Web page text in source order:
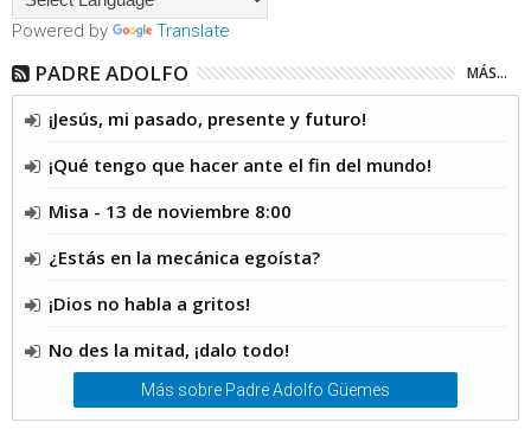
Powered by Translate
PADRE ADOLFO MÁS...
¡Jesús, mi pasado, presente y futuro!
¡Qué tengo que hacer ante el fin del mundo!
Misa - 13 de noviembre 8:00
¿Estás en la mecánica egoísta?
¡Dios no habla a gritos!
No des la mitad, ¡dalo todo!
Más sobre Padre Adolfo Güemes